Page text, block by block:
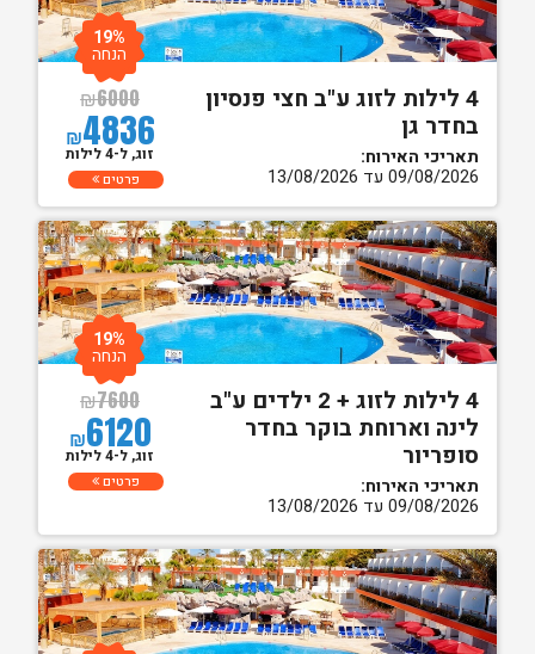
4 לילות לזוג ע"ב חצי פנסיון
בחדר גן
תאריכי האירוח:
09/08/2026 עד 13/08/2026
₪6000
₪4836
19%
הנחה
זוג, ל-4 לילות
פרטים
4 לילות לזוג + 2 ילדים ע"ב
לינה וארוחת בוקר בחדר
סופריור
תאריכי האירוח:
09/08/2026 עד 13/08/2026
₪7600
₪6120
19%
הנחה
זוג, ל-4 לילות
פרטים